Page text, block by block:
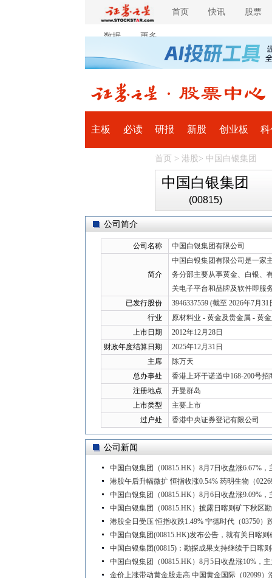
首页 快讯 股票
数据 更多
主板 必读 研报 新股 创业板
首页 >港股> 中国白银集团
中国白银集团
(00815)
公司简介
公司名称 中国白银集团有限公司
简介
中国白银集团有限公司是一家
务分部主要从事黄金、白银、
关电子平台和品牌及软件即服
已发行股份
3946337559 (截至 2026年7月31
行业
原材料业 - 黄金及贵金属 - 黄
上市日期
2012年12月28日
财政年度结算日期
2025年12月31日
主席
陈万天
总办事处
香港上环干诺道中168-200号招
注册地点
开曼群岛
上市类型
主要上市
过户处
香港中央证券登记有限公司
公司新闻
中国白银集团（00815.HK）8月7日收盘涨6.67%
港股午后升幅微扩 恒指收涨0.54% 药明生物（
中国白银集团（00815.HK）8月6日收盘涨9.09%
中国白银集团（00815.HK）披露日喀则矿下秋区
港股全日受压 恒指收跌1.49% 宁德时代（03750）
中国白银集团(00815.HK)发布公告，就有关日喀则
中国白银集团(00815)：勘探成果支持继续于日喀
中国白银集团（00815.HK）8月5日收盘涨10%，
金价上涨带动黄金股走高 中国黄金国际（02099）